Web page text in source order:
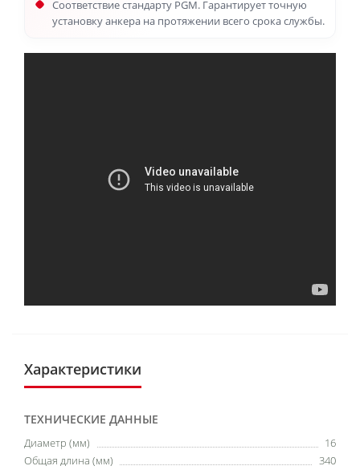
Соответствие стандарту PGM. Гарантирует точную
установку анкера на протяжении всего срока службы.
Характеристики
ТЕХНИЧЕСКИЕ ДАННЫЕ
Диаметр (мм)
16
Общая длина (мм)
340